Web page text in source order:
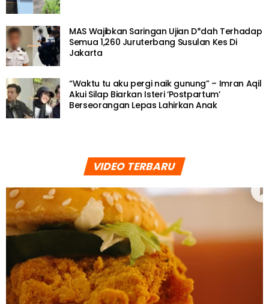
MAS Wajibkan Saringan Ujian D*dah Terhadap
Semua 1,260 Juruterbang Susulan Kes Di
Jakarta
“Waktu tu aku pergi naik gunung” – Imran Aqil
Akui Silap Biarkan Isteri ‘Postpartum’
Berseorangan Lepas Lahirkan Anak
VIDEO TERBARU